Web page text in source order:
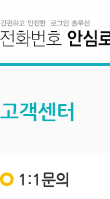
고객센터
1:1문의